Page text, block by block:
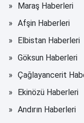
Maraş Haberleri
Afşin Haberleri
Elbistan Haberleri
Göksun Haberleri
Çağlayancerit
Ekinözü Haberleri
Andırın Haberleri